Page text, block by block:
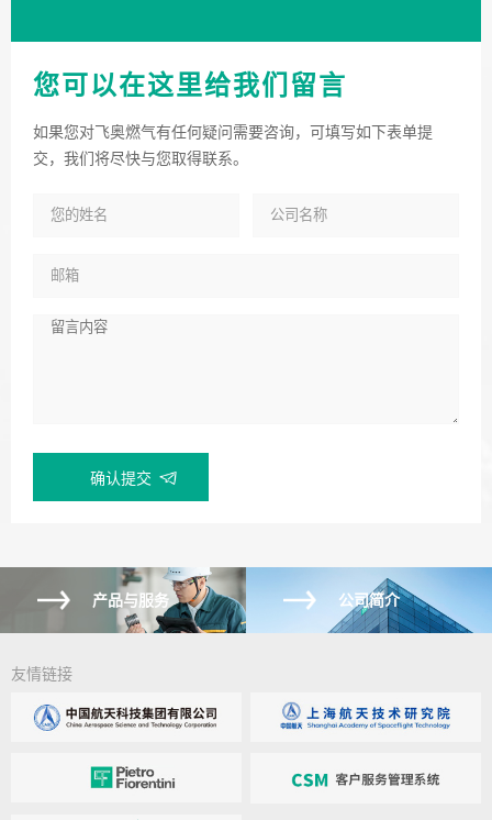
您可以在这里给我们留言
如果您对飞奥燃气有任何疑问需要咨询，可填写如下表单提
交，我们将尽快与您取得联系。
产品与服务 公司简介
友情链接